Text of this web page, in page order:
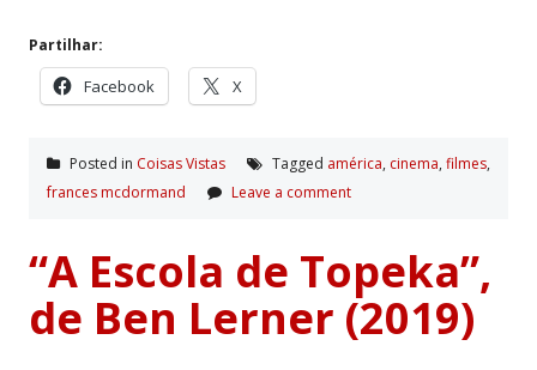
Partilhar:
Facebook X
Posted in Coisas Vistas Tagged américa, cinema, filmes,
frances mcdormand
Leave a comment
“A Escola de Topeka”,
de Ben Lerner (2019)